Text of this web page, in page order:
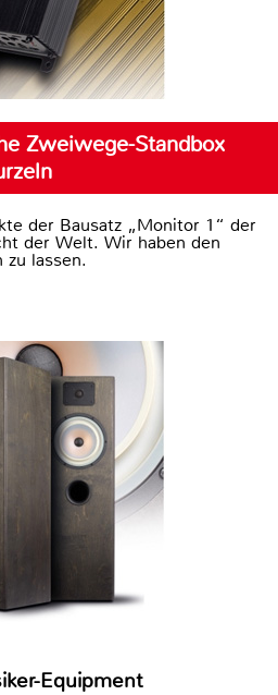
Zweiwege-Standbox
der Bausatz „Monitor 1“ der
der Welt. Wir haben den
zu lassen.
Equipment